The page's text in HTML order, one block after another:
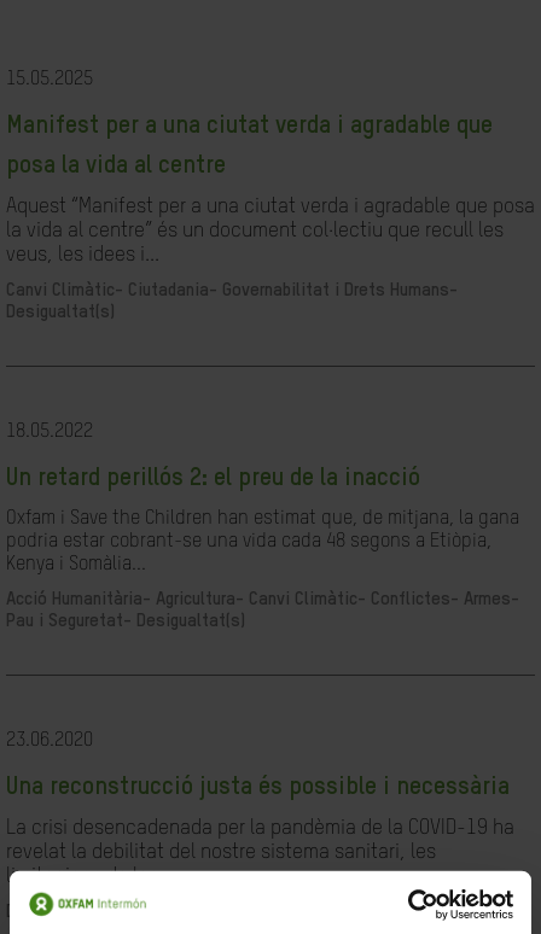
15.05.2025
Manifest per a una ciutat verda i agradable que
posa la vida al centre
Aquest “Manifest per a una ciutat verda i agradable que posa
la vida al centre” és un document col·lectiu que recull les
veus, les idees i...
Canvi Climàtic-
Ciutadania- Governabilitat i Drets Humans-
Desigualtat(s)
18.05.2022
Un retard perillós 2: el preu de la inacció
Oxfam i Save the Children han estimat que, de mitjana, la gana
podria estar cobrant-se una vida cada 48 segons a Etiòpia,
Kenya i Somàlia...
Acció Humanitària- Agricultura- Canvi Climàtic-
Conflictes- Armes-
Pau i Seguretat-
Desigualtat(s)
23.06.2020
Una reconstrucció justa és possible i necessària
La crisi desencadenada per la pandèmia de la COVID-19 ha
revelat la debilitat del nostre sistema sanitari, les
limitacions de les...
Desigualtat(s)